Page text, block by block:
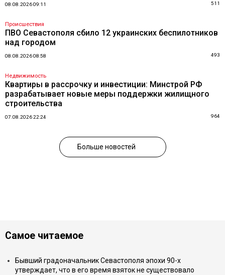
08.08.2026 09:11 511
Происшествия
ПВО Севастополя сбило 12 украинских беспилотников
над городом
08.08.2026 08:58 493
Недвижимость
Квартиры в рассрочку и инвестиции: Минстрой РФ
разрабатывает новые меры поддержки жилищного
строительства
07.08.2026 22:24 964
Больше новостей
Самое читаемое
Бывший градоначальник Севастополя эпохи 90-х
утверждает, что в его время взяток не существовало